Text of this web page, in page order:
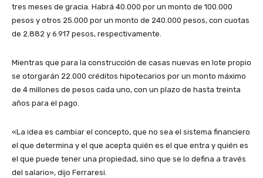
tres meses de gracia. Habrá 40.000 por un monto de 100.000
pesos y otros 25.000 por un monto de 240.000 pesos, con cuotas
de 2.882 y 6.917 pesos, respectivamente.
Mientras que para la construcción de casas nuevas en lote propio
se otorgarán 22.000 créditos hipotecarios por un monto máximo
de 4 millones de pesos cada uno, con un plazo de hasta treinta
años para el pago.
«La idea es cambiar el concepto, que no sea el sistema financiero
el que determina y el que acepta quién es el que entra y quién es
el que puede tener una propiedad, sino que se lo defina a través
del salario», dijo Ferraresi.